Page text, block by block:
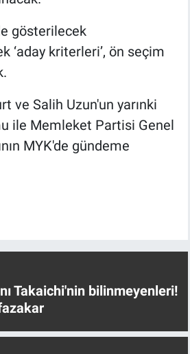
gösterilecek
‘aday kriterleri’, ön seçim
ve Salih Uzun'un yarınki
ile Memleket Partisi Genel
MYK'de gündeme
Takaichi'nin bilinmeyenleri!